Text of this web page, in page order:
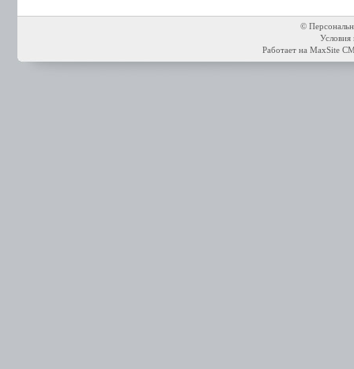
©
Условия
Работает на MaxSite